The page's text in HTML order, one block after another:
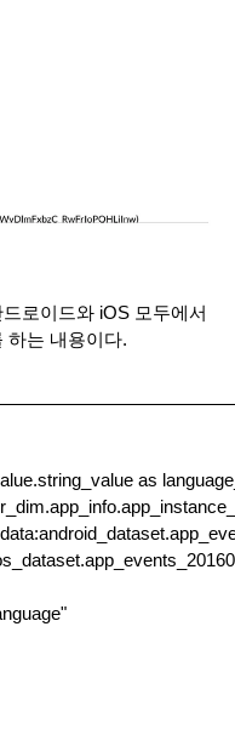
로이드와 iOS 모두에서
하는 내용이다.
as